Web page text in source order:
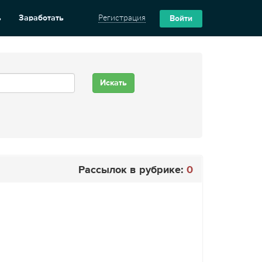
Заработать Регистрация Войти
Рассылок в рубрике: 0